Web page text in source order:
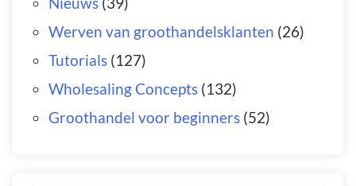
Werven van groothandelsklanten (26)
Tutorials(127)
Wholesaling Concepts(132)
Groothandel voor beginners(52)